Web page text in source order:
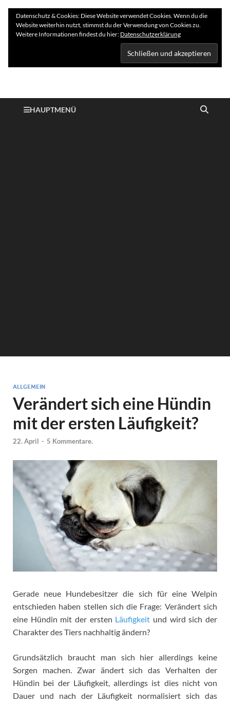
Hundelogie
HAUPTMENÜ
ALLGEMEIN
Verändert sich eine Hündin
mit der ersten Läufigkeit?
22. April - 5 Kommentare.
Gerade neue Hundebesitzer die sich für eine Welpin
entschieden haben stellen sich die Frage: Verändert sich
eine Hündin mit der ersten Läufigkeit und wird sich der
Charakter des Tiers nachhaltig ändern?
Grundsätzlich braucht man sich hier allerdings keine
Sorgen machen. Zwar ändert sich das Verhalten der
Hündin bei der Läufigkeit, allerdings ist dies nicht von
Dauer und nach der Läufigkeit normalisiert sich das
Datenschutz & Cookies: Diese Website verwendet Cookies. Wenn du die
Website weiterhin nutzt, stimmst du der Verwendung von Cookies zu.
Weitere Informationen findest du hier: Datenschutzerklärung